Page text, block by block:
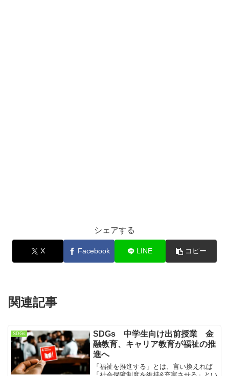
シェアする
X Facebook LINE コピー
関連記事
SDGs
SDGs 中学生向け出前授業 金
融教育、キャリア教育が福祉の推
進へ
「福祉を推進する」とは、言い換えれば